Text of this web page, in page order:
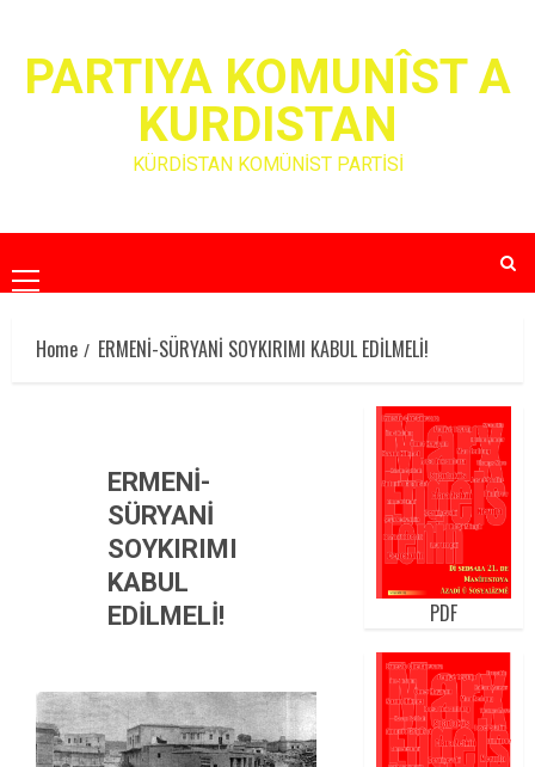
contentPARTIYA KOMUNÎST A
KURDISTAN
KÜRDİSTAN KOMÜNİST PARTİSİ
Primary
Menu
Home
ERMENİ-SÜRYANİ SOYKIRIMI KABUL EDİLMELİ!
ERMENİ-
SÜRYANİ
SOYKIRIMI
KABUL
EDİLMELİ!
PDF